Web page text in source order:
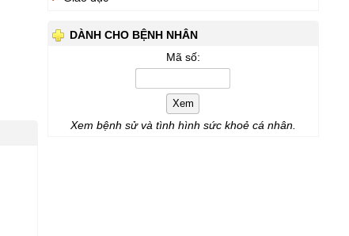
DÀNH CHO BỆNH NHÂN
Mã số:
Xem
Xem bệnh sử và tình hình sức khoẻ cá nhân.